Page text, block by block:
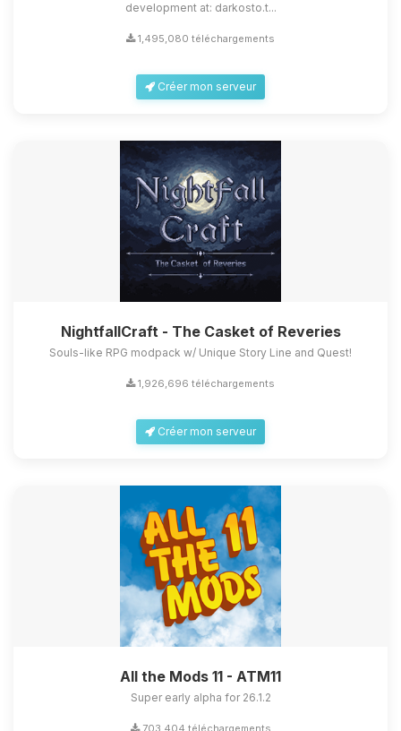
development at: darkosto.t...
1,495,080 téléchargements
Créer mon serveur
NightfallCraft - The Casket of Reveries
Souls-like RPG modpack w/ Unique Story Line and Quest!
1,926,696 téléchargements
Créer mon serveur
All the Mods 11 - ATM11
Super early alpha for 26.1.2